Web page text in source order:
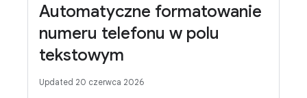
Automatyczne formatowanie
numeru telefonu w polu
tekstowym
Updated 20 czerwca 2026